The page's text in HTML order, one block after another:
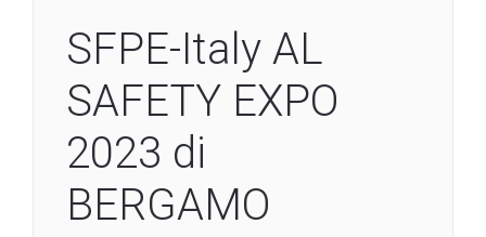
SFPE-Italy AL
SAFETY EXPO
2023 di
BERGAMO